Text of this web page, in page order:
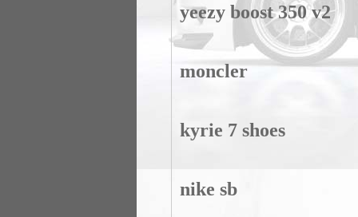
yeezy boost 350 v2
moncler
kyrie 7 shoes
nike sb